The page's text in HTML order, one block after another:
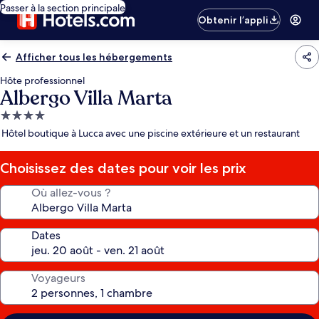
Passer à la section principale
Obtenir l’appli
Afficher tous les hébergements
Hôte professionnel
Albergo Villa Marta
Hébergement
4.0 étoiles
Hôtel boutique à Lucca avec une piscine extérieure et un restaurant
Choisissez des dates pour voir les prix
Où allez-vous ?
Dates
Voyageurs